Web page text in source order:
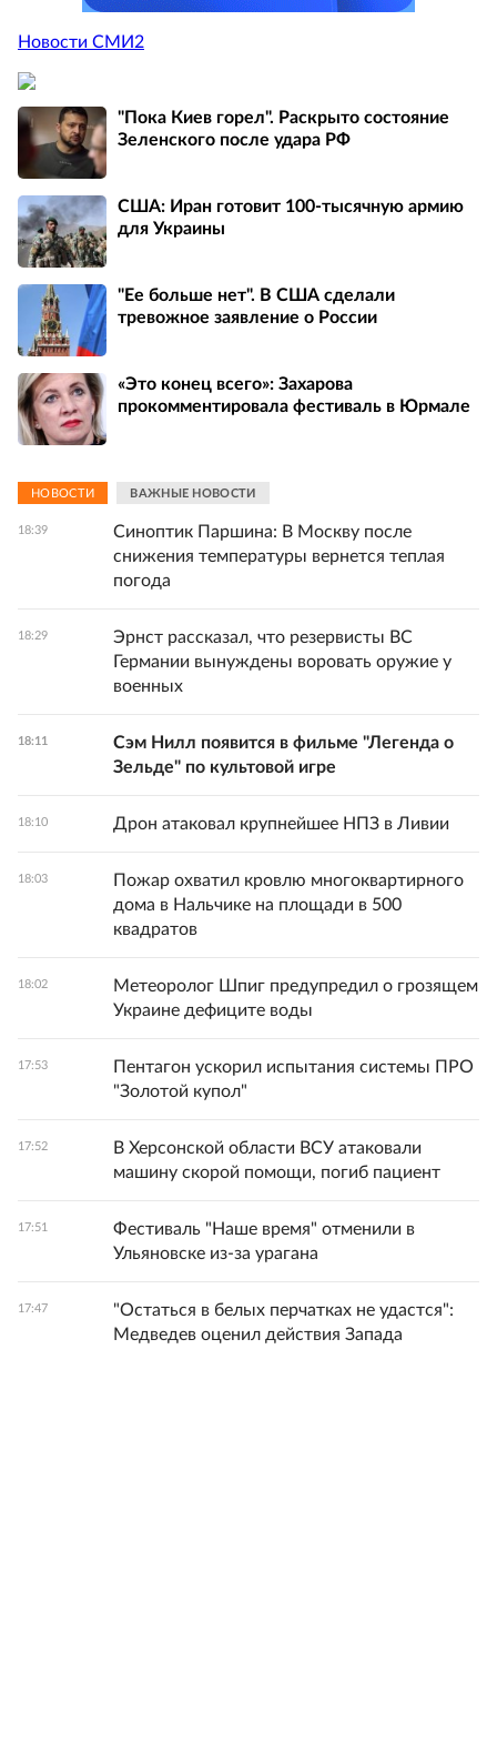
Новости СМИ2
"Пока Киев горел". Раскрыто состояние
Зеленского после удара РФ
США: Иран готовит 100-тысячную армию
для Украины
"Ее больше нет". В США сделали
тревожное заявление о России
«Это конец всего»: Захарова
прокомментировала фестиваль в Юрмале
НОВОСТИ ВАЖНЫЕ НОВОСТИ
18:39
Синоптик Паршина: В Москву после
снижения температуры вернется теплая
погода
18:29
Эрнст рассказал, что резервисты ВС
Германии вынуждены воровать оружие у
военных
18:11
Сэм Нилл появится в фильме "Легенда о
Зельде" по культовой игре
18:10 Дрон атаковал крупнейшее НПЗ в Ливии
18:03
Пожар охватил кровлю многоквартирного
дома в Нальчике на площади в 500
квадратов
18:02
Метеоролог Шпиг предупредил о грозящем
Украине дефиците воды
17:53
Пентагон ускорил испытания системы ПРО
"Золотой купол"
17:52
В Херсонской области ВСУ атаковали
машину скорой помощи, погиб пациент
17:51
Фестиваль "Наше время" отменили в
Ульяновске из-за урагана
17:47
"Остаться в белых перчатках не удастся":
Медведев оценил действия Запада